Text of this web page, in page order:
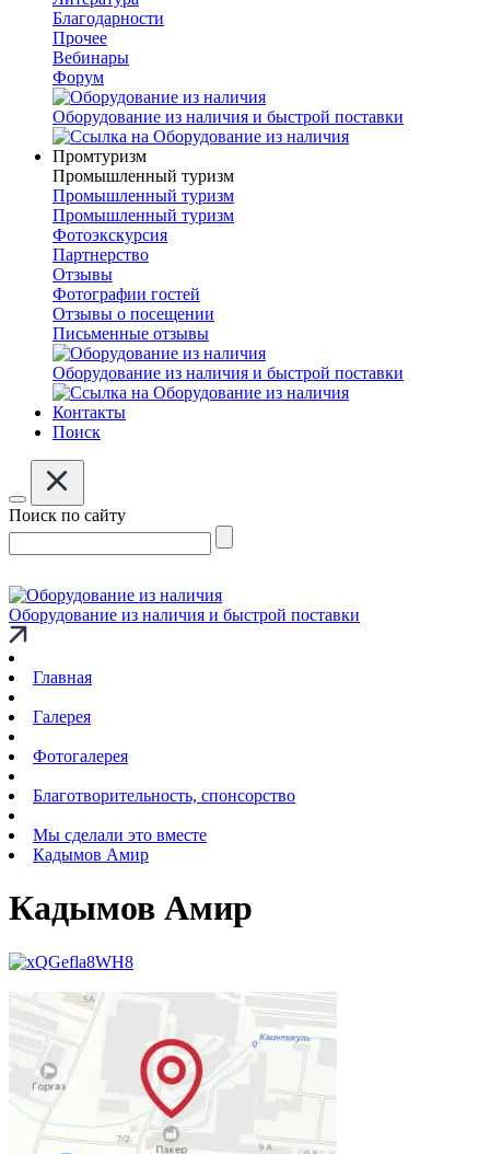
Благодарности
Прочее
Вебинары
Форум
Оборудование из наличия и быстрой поставки
Промтуризм
Промышленный туризм
Промышленный туризм
Промышленный туризм
Фотоэкскурсия
Партнерство
Отзывы
Фотографии гостей
Отзывы о посещении
Письменные отзывы
Оборудование из наличия и быстрой поставки
Контакты
Поиск
Поиск по сайту
Оборудование из наличия и быстрой поставки
Главная
Галерея
Фотогалерея
Благотворительность, спонсорство
Мы сделали это вместе
Кадымов Амир
Кадымов Амир